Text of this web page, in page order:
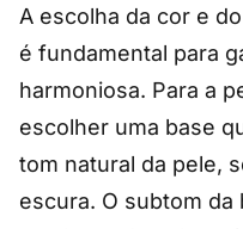
A escolha da cor e do
é fundamental para
harmoniosa. Para a
escolher uma base
tom natural da pele,
escura. O subtom